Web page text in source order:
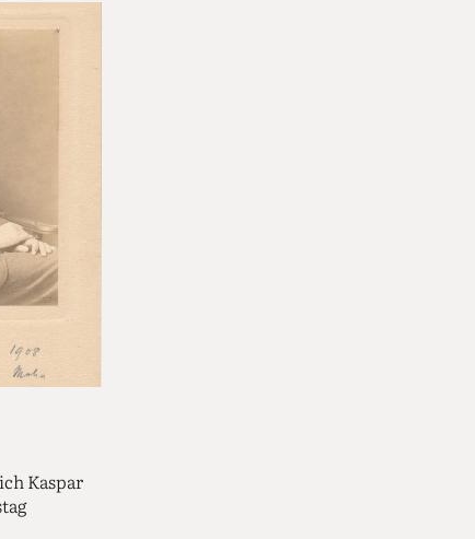
Kaspar